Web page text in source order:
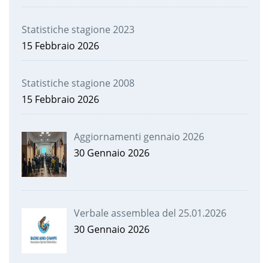
Statistiche stagione 2023
15 Febbraio 2026
Statistiche stagione 2008
15 Febbraio 2026
Aggiornamenti gennaio 2026
30 Gennaio 2026
Verbale assemblea del 25.01.2026
30 Gennaio 2026